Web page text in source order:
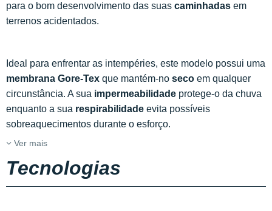
para o bom desenvolvimento das suas caminhadas em
terrenos acidentados.
Ideal para enfrentar as intempéries, este modelo possui uma
membrana Gore-Tex que mantém-no seco em qualquer
circunstância. A sua impermeabilidade protege-o da chuva
enquanto a sua respirabilidade evita possíveis
sobreaquecimentos durante o esforço.
Ver mais
Tecnologias